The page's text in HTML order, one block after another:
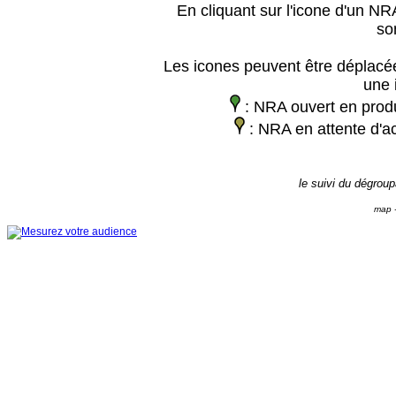
En cliquant sur l'icone d'un
Les icones peuvent être
une
: NRA ouvert en
: NRA en attente
le suivi du
map